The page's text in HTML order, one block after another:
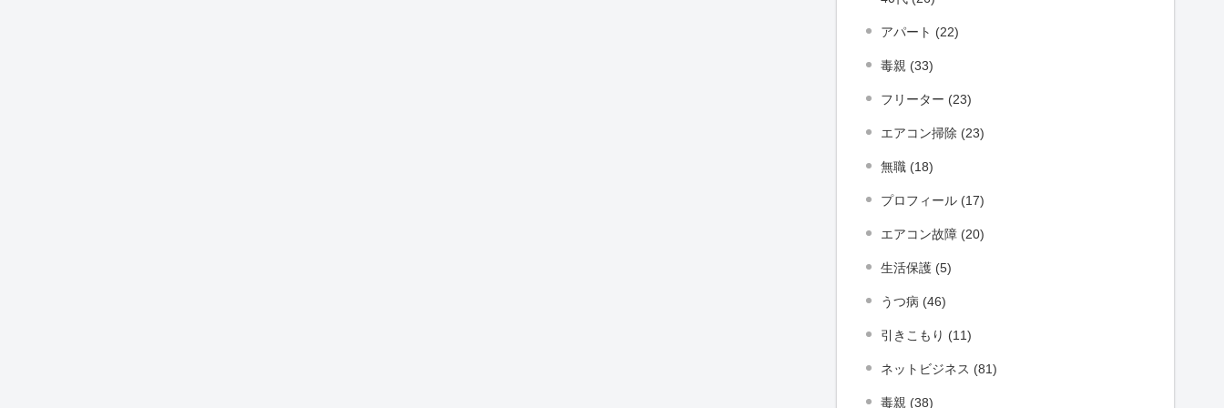
アパート (22)
毒親 (33)
フリーター (23)
エアコン掃除 (23)
無職 (18)
プロフィール (17)
エアコン故障 (20)
生活保護 (5)
うつ病 (46)
引きこもり (11)
ネットビジネス (81)
毒親 (38)